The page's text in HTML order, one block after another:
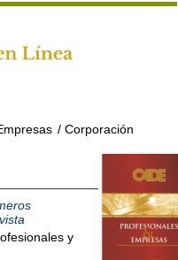
/ Corporación
y